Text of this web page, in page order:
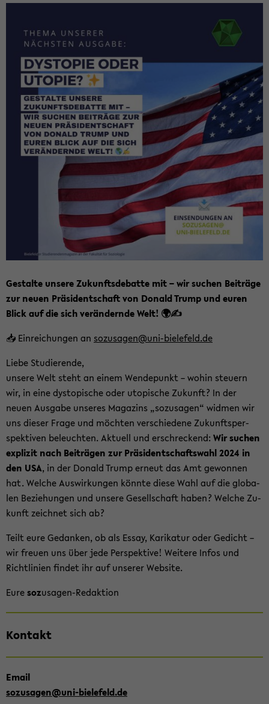
Haupt­
der
Sek­
Kon­takt
Email
so­zu­sa­gen@uni-​bielefeld.de
Ge­stal­te un­se­re Zu­kunfts­de­bat­te mit – wir su­chen Bei­trä­ge
zur neuen Prä­si­dent­schaft von Do­nald Trump und euren
Blick auf die sich ver­än­dern­de Welt! 🌍✍️
📥 Ein­rei­chun­gen an so­zu­sa­gen@uni-​bielefeld.de
Liebe Stu­die­ren­de,
un­se­re Welt steht an einem Wen­de­punkt – wohin steu­ern
wir, in eine dys­to­pi­sche oder uto­pi­sche Zu­kunft? In der
neuen Aus­ga­be un­se­res Ma­ga­zins „so­zu­sa­gen“ wid­men wir
uns die­ser Frage und möch­ten ver­schie­de­ne Zu­kunfts­per­
spek­ti­ven be­leuch­ten. Ak­tu­ell und er­schre­ckend: Wir su­chen
ex­pli­zit nach Bei­trä­gen zur Prä­si­dent­schafts­wahl 2024 in
den USA, in der Do­nald Trump er­neut das Amt ge­won­nen
hat. Wel­che Aus­wir­kun­gen könn­te diese Wahl auf die glo­ba­
len Be­zie­hun­gen und un­se­re Ge­sell­schaft haben? Wel­che Zu­
kunft zeich­net sich ab?
Teilt eure Ge­dan­ken, ob als Essay, Ka­ri­ka­tur oder Ge­dicht –
wir freu­en uns über jede Per­spek­ti­ve! Wei­te­re Infos und
Richt­li­ni­en fin­det ihr auf un­se­rer Web­site.
Euresozusagen-​Redaktion